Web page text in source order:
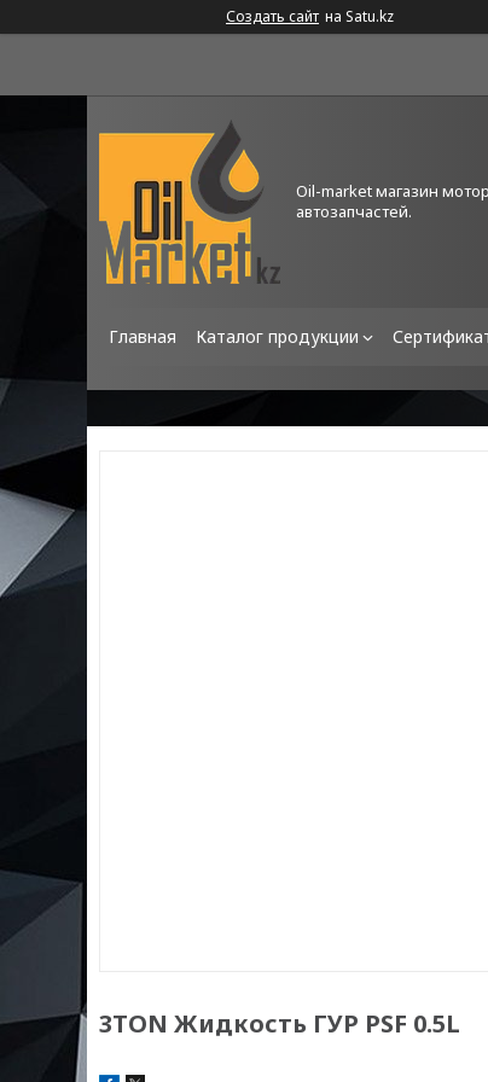
Создать сайт на Satu.kz
Oil-market магазин
автозапчастей.
Главная Каталог продукции
3TON Жидкость ГУР PSF 0.5L